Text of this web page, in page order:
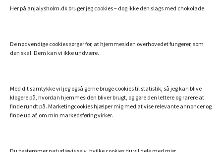
Her på anjalysholm.dk bruger jeg cookies – dog ikke den slags med chokolade.
De nødvendige cookies sørger for, at hjemmesiden overhovedet fungerer, som
den skal. Dem kan vi ikke undvære.
Med dit samtykke vil jeg også gerne bruge cookies til statistik, så jeg kan blive
klogere på, hvordan hjemmesiden bliver brugt, og gøre den lettere og rarere at
finde rundt på. Marketingcookies hjælper mig med at vise relevante annoncer og
finde ud af, om min markedsføring virker.
MINE ANDRE SIDER
Efterlivet.dk
Essentielle olier fra doTERRA
Hemi-Sync – din danske guide
Verdens bedste collagenpulver med NMN og resveratrol